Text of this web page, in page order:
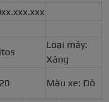
Loại máy:
Xăng
Màu xe: Đỏ